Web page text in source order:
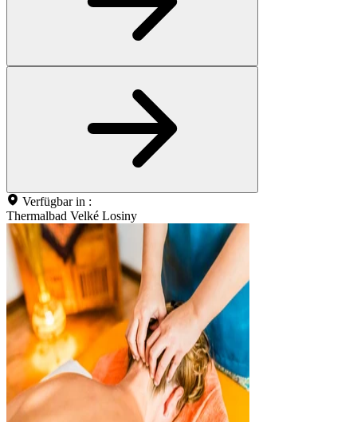
Verfügbar in :
Thermalbad Velké Losiny